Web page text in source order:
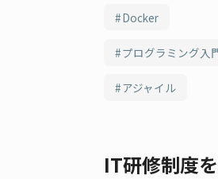
Docker
プログラミング入
アジャイル
IT研修制度